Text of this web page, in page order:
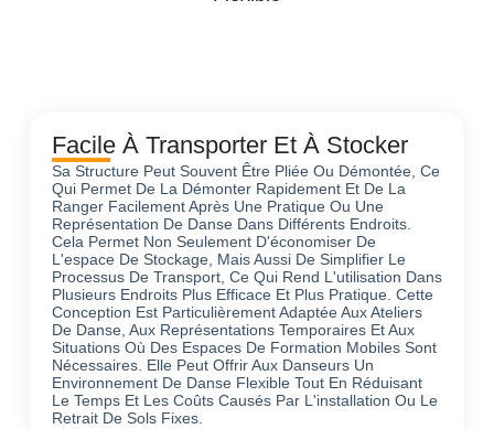
Facile À Transporter Et À Stocker
Sa Structure Peut Souvent Être Pliée Ou Démontée, Ce
Qui Permet De La Démonter Rapidement Et De La
Ranger Facilement Après Une Pratique Ou Une
Représentation De Danse Dans Différents Endroits.
Cela Permet Non Seulement D'économiser De
L'espace De Stockage, Mais Aussi De Simplifier Le
Processus De Transport, Ce Qui Rend L'utilisation Dans
Plusieurs Endroits Plus Efficace Et Plus Pratique. Cette
Conception Est Particulièrement Adaptée Aux Ateliers
De Danse, Aux Représentations Temporaires Et Aux
Situations Où Des Espaces De Formation Mobiles Sont
Nécessaires. Elle Peut Offrir Aux Danseurs Un
Environnement De Danse Flexible Tout En Réduisant
Le Temps Et Les Coûts Causés Par L'installation Ou Le
Retrait De Sols Fixes.